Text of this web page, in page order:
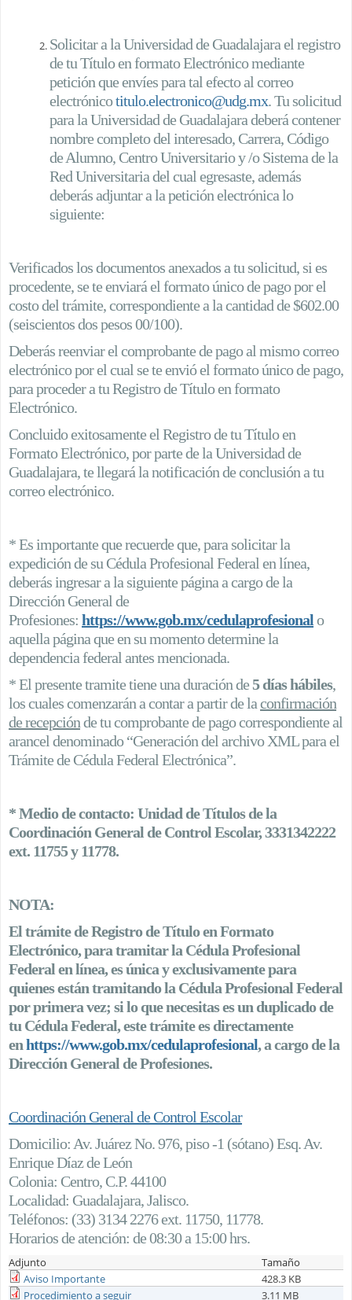
Solicitar a la Universidad de Guadalajara el registro
de tu Título en formato Electrónico mediante
petición que envíes para tal efecto al correo
electrónicotitulo.electronico@udg.mx. Tu solicitud
para la Universidad de Guadalajara deberá contener
nombre completo del interesado, Carrera, Código
de Alumno, Centro Universitario y /o Sistema de la
Red Universitaria del cual egresaste, además
deberás adjuntar a la petición electrónica lo
siguiente:
Verificados los documentos anexados a tu solicitud, si es
procedente, se te enviará el formato único de pago por el
costo del trámite, correspondiente a la cantidad de $602.00
(seiscientos dos pesos 00/100).
Deberás reenviar el comprobante de pago al mismo correo
electrónico por el cual se te envió el formato único de pago,
para proceder a tu Registro de Título en formato
Electrónico.
Concluido exitosamente el Registro de tu Título en
Formato Electrónico, por parte de la Universidad de
Guadalajara, te llegará la notificación de conclusión a tu
correo electrónico.
* Es importante que recuerde que, para solicitar la
expedición de su Cédula Profesional Federal en línea,
deberás ingresar a la siguiente página a cargo de la
Dirección General de
Profesiones: https://www.gob.mx/cedulaprofesionalo
aquella página que en su momento determine la
dependencia federal antes mencionada.
* El presente tramite tiene una duración de 5 días hábiles,
los cuales comenzarán a contar a partir de laconfirmación
de recepciónde tu comprobante de pago correspondiente al
arancel denominado “Generación del archivo XML para el
Trámite de Cédula Federal Electrónica”.
* Medio de contacto: Unidad de Títulos de la
Coordinación General de Control Escolar, 3331342222
ext. 11755 y 11778.
NOTA:
El trámite de Registro de Título en Formato
Electrónico, para tramitar la Cédula Profesional
Federal en línea, es única y exclusivamente para
quienes están tramitando la Cédula Profesional Federal
por primera vez; si lo que necesitas es un duplicado de
tu Cédula Federal, este trámite es directamente
enhttps://www.gob.mx/cedulaprofesional, a cargo de la
Dirección General de Profesiones.
Coordinación General de Control Escolar
Domicilio: Av. Juárez No. 976, piso -1 (sótano) Esq. Av.
Enrique Díaz de León
Colonia: Centro, C.P. 44100
Localidad: Guadalajara, Jalisco.
Teléfonos: (33) 3134 2276 ext. 11750, 11778.
Horarios de atención: de 08:30 a 15:00 hrs.
Adjunto
Tamaño
Aviso Importante
428.3 KB
Procedimiento a seguir
3.11 MB